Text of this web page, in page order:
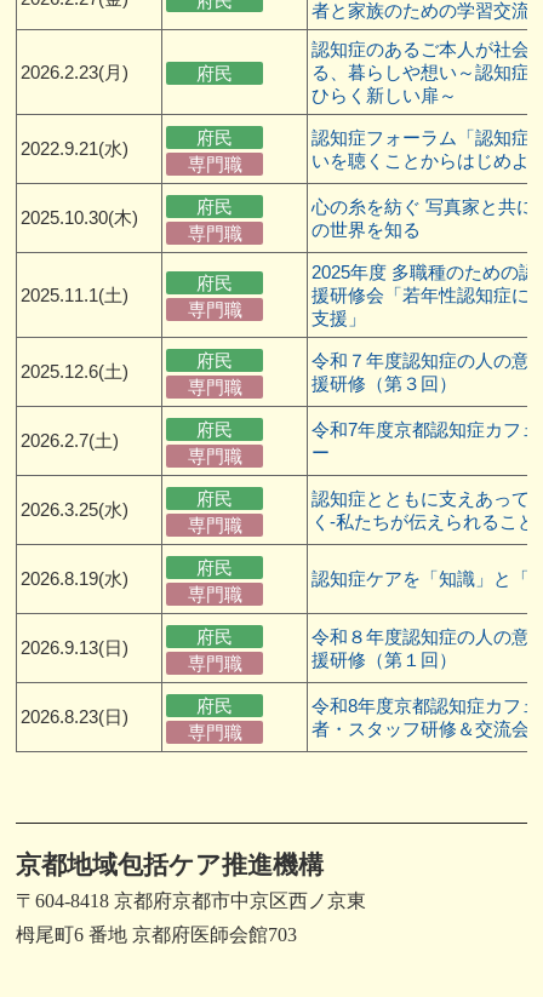
者と家族のための学習交流
2026.2.23(月) 府民
認知症のあるご本人が社会
る、暮らしや想い～認知症
ひらく新しい扉～
2022.9.21(水)
府民
専門職
認知症フォーラム「認知症
いを聴くことからはじめよ
2025.10.30(木)
府民
専門職
心の糸を紡ぐ 写真家と共に
の世界を知る
2025.11.1(土)
府民
専門職
2025年度 多職種のための認
援研修会「若年性認知症に
支援」
2025.12.6(土)
府民
専門職
令和７年度認知症の人の意
援研修（第３回）
2026.2.7(土)
府民
専門職
令和7年度京都認知症カフ
ー
2026.3.25(水)
府民
専門職
認知症とともに支えあって
く-私たちが伝えられること-
2026.8.19(水)
府民
専門職
認知症ケアを「知識」と「
2026.9.13(日)
府民
専門職
令和８年度認知症の人の意
援研修（第１回）
2026.8.23(日)
府民
専門職
令和8年度京都認知症カフ
者・スタッフ研修＆交流会
京都地域包括ケア推進機構
〒604-8418 京都府京都市中京区西ノ京東
栂尾町6 番地 京都府医師会館703